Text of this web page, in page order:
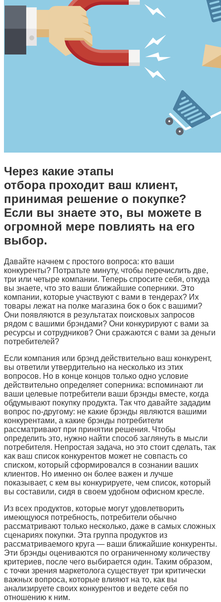
Через какие этапы
отбора проходит ваш клиент,
принимая решение о покупке?
Если вы знаете это, вы можете в
огромной мере повлиять на его
выбор.
Давайте начнем с простого вопроса: кто ваши
конкуренты? Потратьте минуту, чтобы перечислить две,
три или четыре компании. Теперь спросите себя, откуда
вы знаете, что это ваши ближайшие соперники. Это
компании, которые участвуют с вами в тендерах? Их
товары лежат на полке магазина бок о бок с вашими?
Они появляются в результатах поисковых запросов
рядом с вашими брэндами? Они конкурируют с вами за
ресурсы и сотрудников? Они сражаются с вами за деньги
потребителей?
Если компания или брэнд действительно ваш конкурент,
вы ответили утвердительно на несколько из этих
вопросов. Но в конце концов только одно условие
действительно определяет соперника: вспоминают ли
ваши целевые потребители ваши брэнды вместе, когда
обдумывают покупку продукта. Так что давайте зададим
вопрос по-другому: не какие брэнды являются вашими
конкурентами, а какие брэнды потребители
рассматривают при принятии решения. Чтобы
определить это, нужно найти способ заглянуть в мысли
потребителя. Непростая задача, но это стоит сделать, так
как ваш список конкурентов может не совпасть со
списком, который сформировался в сознании ваших
клиентов. Но именно он более важен и лучше
показывает, с кем вы конкурируете, чем список, который
вы составили, сидя в своем удобном офисном кресле.
Из всех продуктов, которые могут удовлетворить
имеющуюся потребность, потребители обычно
рассматривают только несколько, даже в самых сложных
сценариях покупки. Эта группа продуктов из
рассматриваемого круга — ваши ближайшие конкуренты.
Эти брэнды оцениваются по ограниченному количеству
критериев, после чего выбирается один. Таким образом,
с точки зрения маркетолога существует три критически
важных вопроса, которые влияют на то, как вы
анализируете своих конкурентов и ведете себя по
отношению к ним.